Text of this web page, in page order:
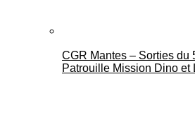
Mantes Actu
CGR Mantes – Sorties du
Patrouille Mission Dino et